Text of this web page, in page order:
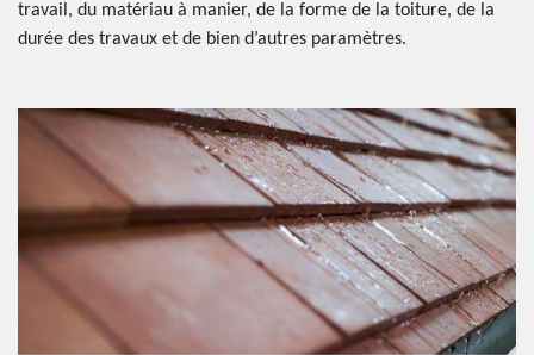
travail, du matériau à manier, de la forme de la toiture, de la
durée des travaux et de bien d’autres paramètres.